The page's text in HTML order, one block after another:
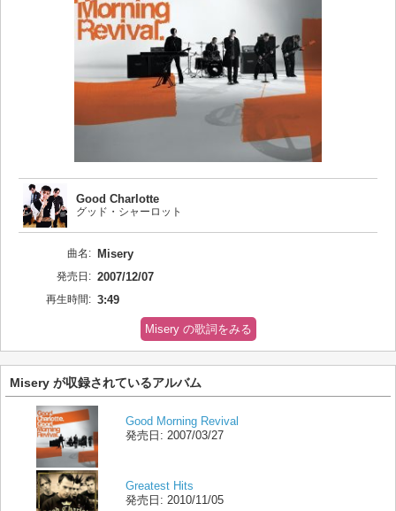
Good Charlotte
グッド・シャーロット
曲名: Misery
発売日: 2007/12/07
再生時間: 3:49
Misery の歌詞をみる
Misery が収録されているアルバム
Good Morning Revival
発売日: 2007/03/27
Greatest Hits
発売日: 2010/11/05